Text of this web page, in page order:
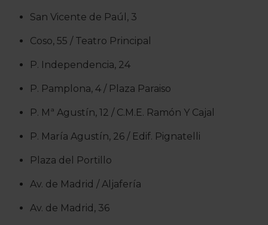
San Vicente de Paúl, 3
Coso, 55 / Teatro Principal
P. Independencia, 24
P. Pamplona, 4 / Plaza Paraiso
P. Mª Agustín, 12 / C.M.E. Ramón Y Cajal
P. María Agustín, 26 / Edif. Pignatelli
Plaza del Portillo
Av. de Madrid / Aljafería
Av. de Madrid, 36